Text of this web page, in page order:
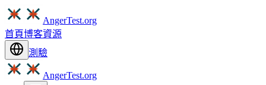
AngerTest.org
首頁博客資源
測驗
AngerTest.org